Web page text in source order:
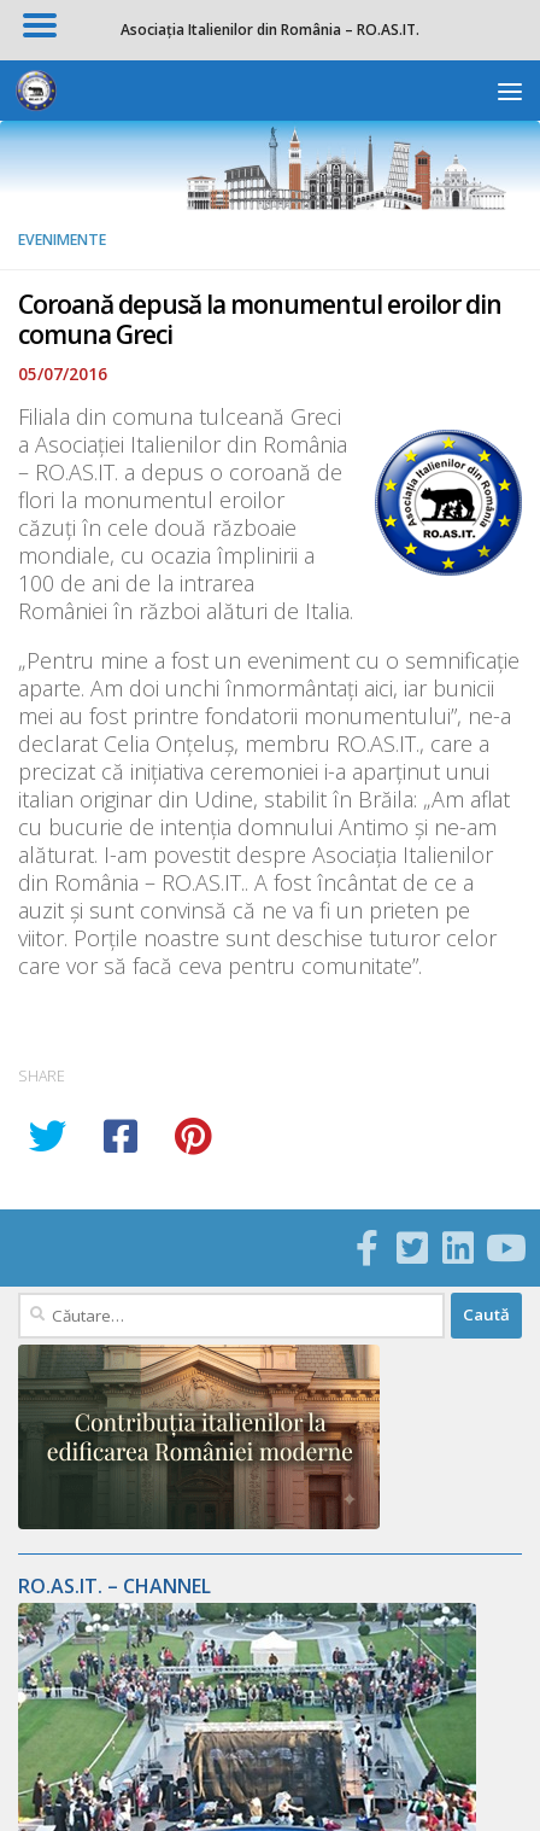
Skip to content
EVENIMENTE
Coroană depusă la monumentul eroilor din
comuna Greci
05/07/2016
Filiala din comuna tulceană Greci
a Asociației Italienilor din România
– RO.AS.IT. a depus o coroană de
flori la monumentul eroilor
căzuți în cele două războaie
mondiale, cu ocazia împlinirii a
100 de ani de la intrarea
României în război alături de Italia.
„Pentru mine a fost un eveniment cu o semnificație
aparte. Am doi unchi înmormântați aici, iar bunicii
mei au fost printre fondatorii monumentului”, ne-a
declarat Celia Onțeluș, membru RO.AS.IT., care a
precizat că inițiativa ceremoniei i-a aparținut unui
italian originar din Udine, stabilit în Brăila: „Am aflat
cu bucurie de intenția domnului Antimo și ne-am
alăturat. I-am povestit despre Asociația Italienilor
din România – RO.AS.IT.. A fost încântat de ce a
auzit și sunt convinsă că ne va fi un prieten pe
viitor. Porțile noastre sunt deschise tuturor celor
care vor să facă ceva pentru comunitate”.
SHARE
Caută
după:
RO.AS.IT. – CHANNEL
Asociația Italienilor din România – RO.AS.IT.